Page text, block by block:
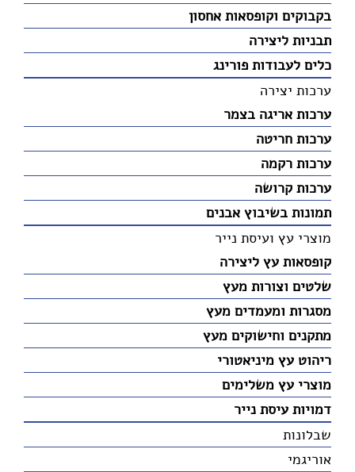
בקבוקים וקופסאות אחסון
תבניות ליצירה
כלים לעבודות פורינג
ערכות יצירה
ערכות אריגה בצמר
ערכות חריטה
ערכות רקמה
ערכות קרושה
תמונות בשיבוץ אבנים
מוצרי עץ ועיסת נייר
קופסאות עץ ליצירה
שלטים וצורות מעץ
מסגרות ומעמדים מעץ
מתקנים וחישוקים מעץ
ריהוט עץ מיניאטורי
מוצרי עץ משלימים
דמויות עיסת נייר
שבלונות
אוריגמי